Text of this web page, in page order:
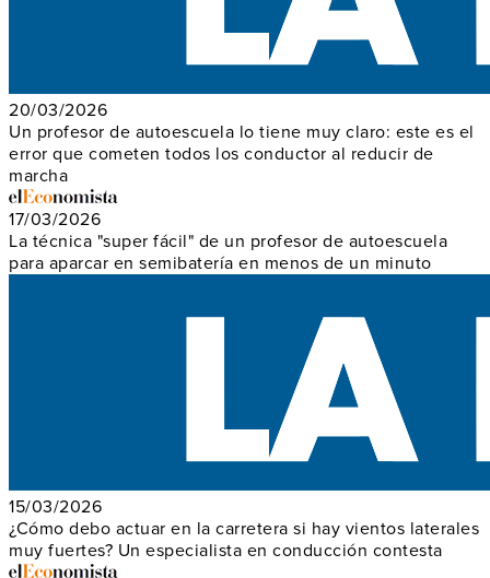
20/03/2026
Un profesor de autoescuela lo tiene muy claro: este es el
error que cometen todos los conductor al reducir de
marcha
17/03/2026
La técnica "super fácil" de un profesor de autoescuela
para aparcar en semibatería en menos de un minuto
15/03/2026
¿Cómo debo actuar en la carretera si hay vientos laterales
muy fuertes? Un especialista en conducción contesta